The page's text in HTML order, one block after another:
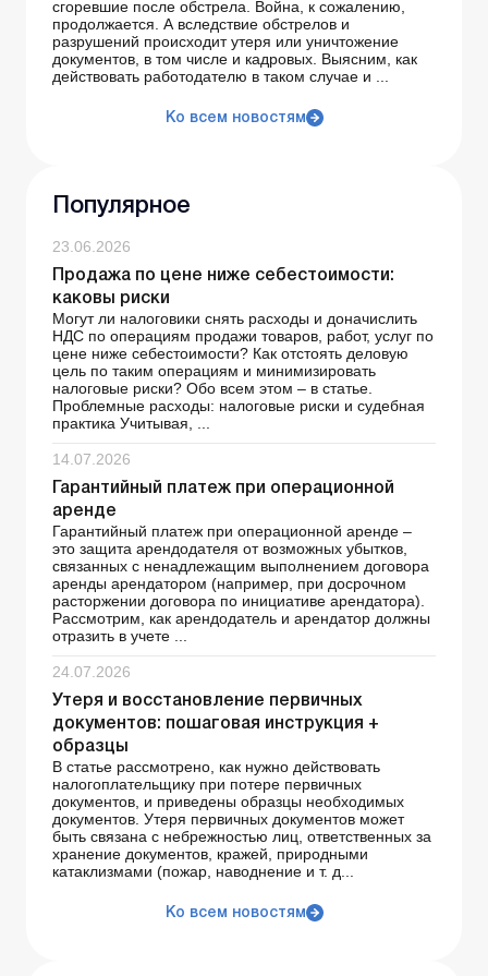
сгоревшие после обстрела. Война, к сожалению,
продолжается. А вследствие обстрелов и
разрушений происходит утеря или уничтожение
документов, в том числе и кадровых. Выясним, как
действовать работодателю в таком случае и ...
Ко всем новостям
Популярное
23.06.2026
Продажа по цене ниже себестоимости:
каковы риски
Могут ли налоговики снять расходы и доначислить
НДС по операциям продажи товаров, работ, услуг по
цене ниже себестоимости? Как отстоять деловую
цель по таким операциям и минимизировать
налоговые риски? Обо всем этом – в статье.
Проблемные расходы: налоговые риски и судебная
практика Учитывая, ...
14.07.2026
Гарантийный платеж при операционной
аренде
Гарантийный платеж при операционной аренде –
это защита арендодателя от возможных убытков,
связанных с ненадлежащим выполнением договора
аренды арендатором (например, при досрочном
расторжении договора по инициативе арендатора).
Рассмотрим, как арендодатель и арендатор должны
отразить в учете ...
24.07.2026
Утеря и восстановление первичных
документов: пошаговая инструкция +
образцы
В статье рассмотрено, как нужно действовать
налогоплательщику при потере первичных
документов, и приведены образцы необходимых
документов. Утеря первичных документов может
быть связана с небрежностью лиц, ответственных за
хранение документов, кражей, природными
катаклизмами (пожар, наводнение и т. д...
Ко всем новостям